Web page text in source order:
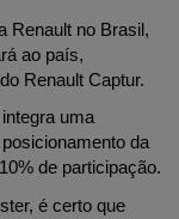
Renault no Brasil,
ao país,
Renault Captur.
uma
da
de participação.
é certo que